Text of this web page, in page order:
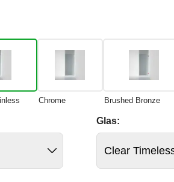
Chrome Brushed Bronze
Glas: